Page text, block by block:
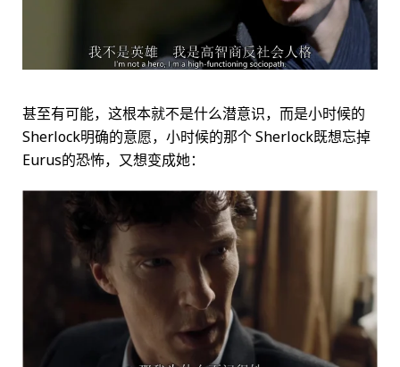
甚至有可能，这根本就不是什么潜意识，而是小时候的
Sherlock明确的意愿，小时候的那个 Sherlock既想忘掉
Eurus的恐怖，又想变成她：